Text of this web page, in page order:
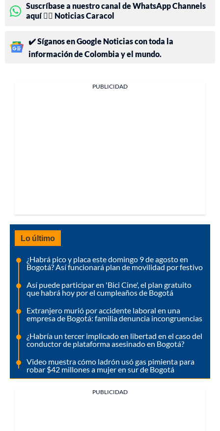
Suscríbase a nuestro canal de WhatsApp Channels
aquí 👉🏻 Noticias Caracol
✔️ Síganos en Google Noticias con toda la
información de Colombia y el mundo.
PUBLICIDAD
Lo último
¿Habrá pico y placa este domingo 9 de agosto en
Bogotá? Así funcionará plan de movilidad por festivo
Así puede participar en 'Bici Cine', el plan gratuito
que habrá hoy por el cumpleaños de Bogotá
Extranjero murió por accidente laboral en una
empresa de Bogotá: familia denuncia incongruencias
¿Habría un tercer implicado en libertad en el caso del
conductor de plataforma asesinado en Bogotá?
Video muestra cómo ladrón usó gas pimienta para
robar $42 millones a mujer en sur de Bogotá
PUBLICIDAD